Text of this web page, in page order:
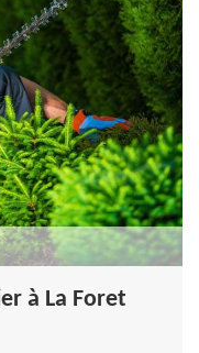
à La Foret